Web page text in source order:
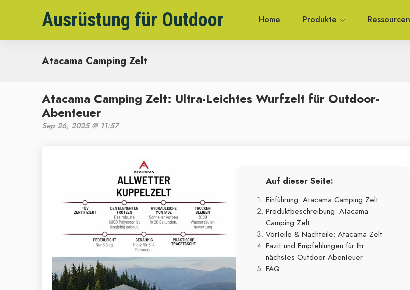
Ausrüstung für Outdoor Home Produkte Ressourcen
Atacama Camping Zelt
Atacama Camping Zelt: Ultra-Leichtes Wurfzelt für Outdoor-
Abenteuer
Sep 26, 2025 @ 11:57
Auf dieser Seite:
Einführung: Atacama Camping Zelt
Produktbeschreibung: Atacama
Camping Zelt
Vorteile & Nachteile: Atacama Zelt
Fazit und Empfehlungen für Ihr
nächstes Outdoor-Abenteuer
FAQ